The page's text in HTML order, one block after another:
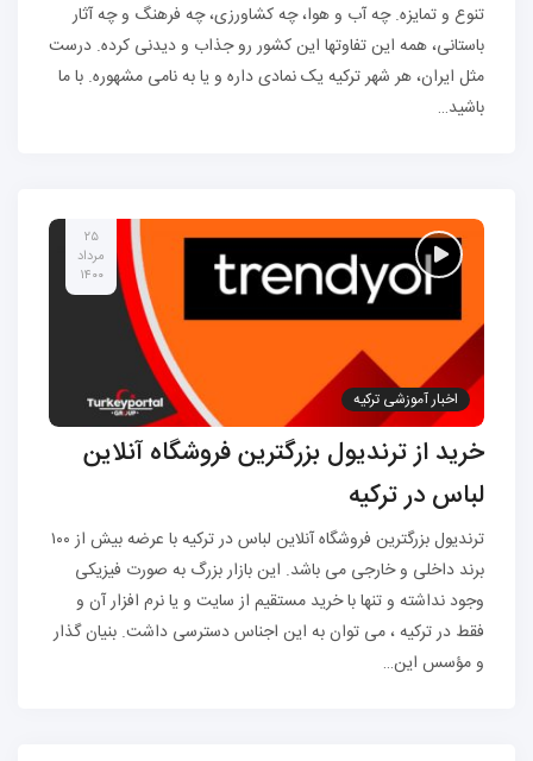
تنوع و تمایزه. چه آب و هوا، چه کشاورزی، چه فرهنگ و چه آثار
باستانی، همه این تفاوتها این کشور رو جذاب و دیدنی کرده. درست
مثل ایران، هر شهر ترکیه یک نمادی داره و یا به نامی مشهوره. با ما
باشید…
۲۵
مرداد
۱۴۰۰
اخبار آموزشی ترکیه
خرید از ترندیول بزرگترین فروشگاه آنلاین
لباس در ترکیه
ترندیول بزرگترین فروشگاه آنلاین لباس در ترکیه با عرضه بیش از ۱۰۰
برند داخلی و خارجی می باشد. این بازار بزرگ به صورت فیزیکی
وجود نداشته و تنها با خرید مستقیم از سایت و یا نرم افزار آن و
فقط در ترکیه ، می توان به این اجناس دسترسی داشت. بنیان گذار
و مؤسس این…